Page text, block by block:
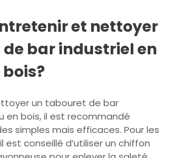
et nettoyer
bar industriel en
un tabouret de bar
en bois, il est recommandé
simples mais efficaces. Pour les
conseillé d’utiliser un chiffon